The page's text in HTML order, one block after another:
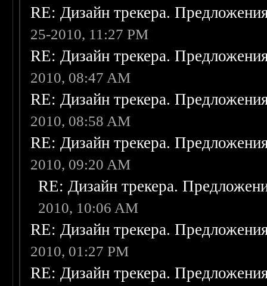
RE: Дизайн трекера.
25-2010, 11:27 PM
RE: Дизайн трекера.
2010, 08:47 AM
RE: Дизайн трекера.
2010, 08:58 AM
RE: Дизайн трекера.
2010, 09:20 AM
RE: Дизайн трекера.
2010, 10:06 AM
RE: Дизайн трекера.
2010, 01:27 PM
RE: Дизайн трекера.